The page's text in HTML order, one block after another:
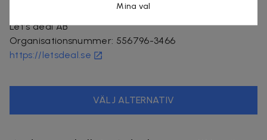
Let's deal AB
Organisationsnummer: 556796-3466
https://letsdeal.se
VÄLJ ALTERNATIV
Mina val